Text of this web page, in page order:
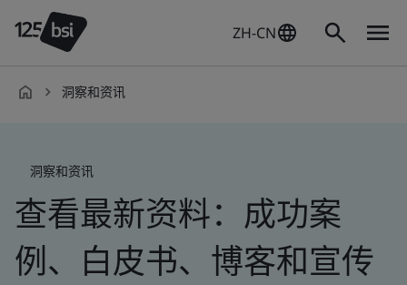
ZH-CN
洞察和资讯
洞察和资讯
查看最新资料：成功案
例、白皮书、博客和宣传